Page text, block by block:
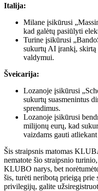
Italija:
Milane įsikūrusi
kad galėtų pasiūlyti
Turine įsikūrusi
sukurtų AI įrankį,
valdymui.
Šveicarija:
Lozanoje įsikūrusi
sukurtų suasmenintus
sprendimus.
Lozanoje įsikūrusi
milijonų eurų, kad
vaizdams gauti
Šis straipsnis matomas
nematote šio straipsnio
KLUBO narys, bet
šis, turėti neribotą prieigą prie
privilegijų, galite